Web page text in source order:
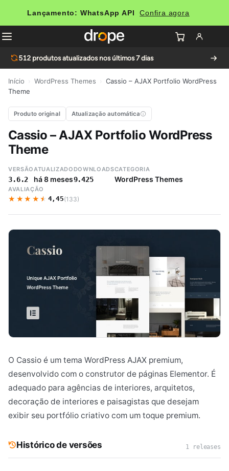
Lançamento: WhatsApp API Confira agora
512 produtos atualizados nos últimos 7 dias
Início WordPress Themes
Cassio – AJAX Portfolio WordPress
Theme
Produto original Atualização automática
Cassio – AJAX Portfolio WordPress
Theme
VERSÃO
3.6.2
ATUALIZADO
há 8 meses
DOWNLOADS
9.425
CATEGORIA
WordPress Themes
AVALIAÇÃO
★★★★★
★★★★★ 4,45(133)
O Cassio é um tema WordPress AJAX premium,
desenvolvido com o construtor de páginas Elementor. É
adequado para agências de interiores, arquitetos,
decoração de interiores e paisagistas que desejam
exibir seu portfólio criativo com um toque premium.
Histórico de versões 1 releases